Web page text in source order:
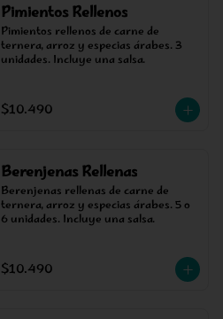
Pimientos Rellenos
Pimientos rellenos de carne de
ternera, arroz y especias árabes. 3
unidades. Incluye una salsa.
$10.490
Berenjenas Rellenas
Berenjenas rellenas de carne de
ternera, arroz y especias árabes. 5 o
6 unidades. Incluye una salsa.
$10.490